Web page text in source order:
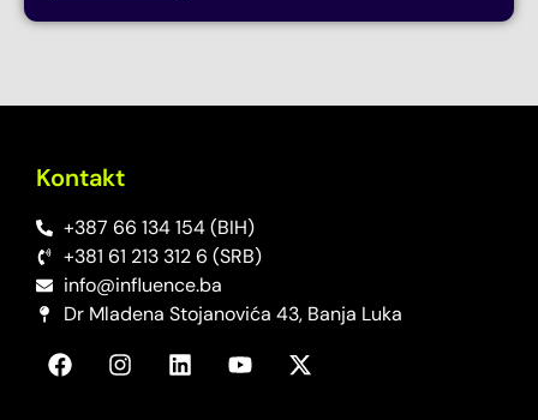
Kontakt
+387 66 134 154 (BIH)
+381 61 213 312 6 (SRB)
info@influence.ba
Dr Mladena Stojanovića 43, Banja Luka